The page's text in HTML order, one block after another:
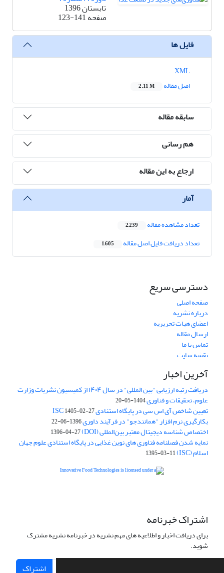
تابستان 1396
صفحه123-141
فایل ها
اصل مقاله
2.11 M
سابقه مقاله
هم رسانی
ارجاع به این مقاله
آمار
تعداد مشاهده مقاله 2,239
تعداد دریافت فایل اصل مقاله 1,605
دسترسی سریع
صفحه اصلی
درباره نشریه
اعضای هیات تحریریه
ارسال مقاله
تماس با ما
نقشه سایت
آخرین اخبار
دریافت رتبه ارزیابی "بین المللی" در سال ۱۴۰۴ از کمیسیون نشریات وزارت
علوم، تحقیقات و فناوری1404-05-20
تعیین شاخص آی اس سی در پایگاه استنادی ISC1405-02-27
بکارگیری نرم افزار "همانندجو" در فرآیند داوری1396-06-22
اختصاص شناسه دیجیتال معتبر بین‌المللی (DOI) 1396-04-27
نمایه شدن فصلنامه فناوری های نوین غذایی در پایگاه استنادی علوم جهان
اسلام (ISC) 1395-03-11
اشتراک خبرنامه
برای دریافت اخبار و اطلاعیه های مهم نشریه در خبرنامه نشریه مشترک
شوید.
اشتراک